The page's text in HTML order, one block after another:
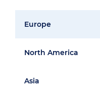
Europe
North America
Asia